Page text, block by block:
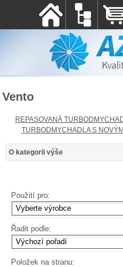
Vento
REPASOVANÁ
TURBODMYCHADLA S
O kategorii výše
Použití pro:
Řadit podle:
Položek na stranu: